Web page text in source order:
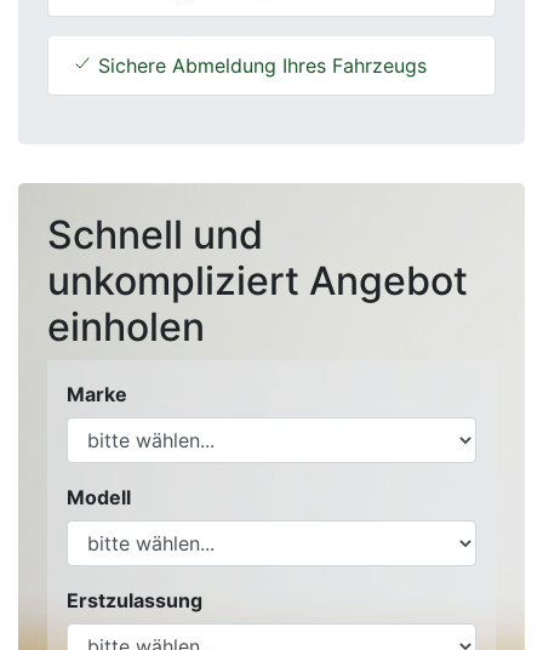
Sichere Abmeldung Ihres Fahrzeugs
Schnell und
unkompliziert Angebot
einholen
Marke
Modell
Erstzulassung